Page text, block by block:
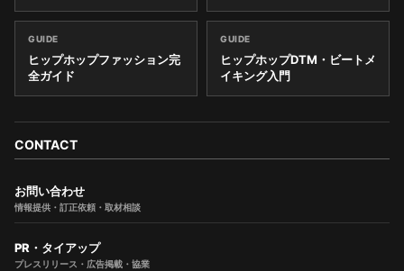
GUIDE
ヒップホップファッション完
全ガイド
GUIDE
ヒップホップDTM・ビートメ
イキング入門
CONTACT
お問い合わせ
情報提供・訂正依頼・取材相談
PR・タイアップ
プレスリリース・広告掲載・協業